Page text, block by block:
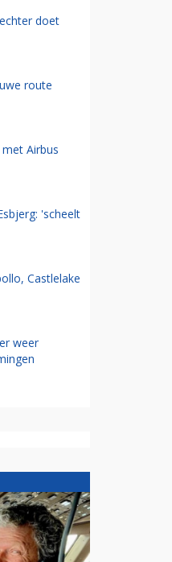
doet
route
Airbus
'scheelt
Castlelake
weer